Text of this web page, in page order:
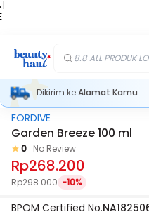
|
8.8 ALL PRODUK
Dikirim keAlamat Kamu
FORDIVE
Garden Breeze 100 ml
0 No Review
Rp268.200
Rp298.000 -10%
BPOM Certified No.